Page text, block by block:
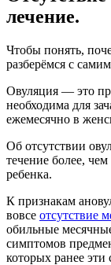
лечение.
Чтобы понять,
разберёмся с
Овуляция — это
необходима для
ежемесячно в
Об отсутствии
течение более, чем
ребенка.
К признакам
вовсе отсутствие
обильные
симптомов
которых ранее